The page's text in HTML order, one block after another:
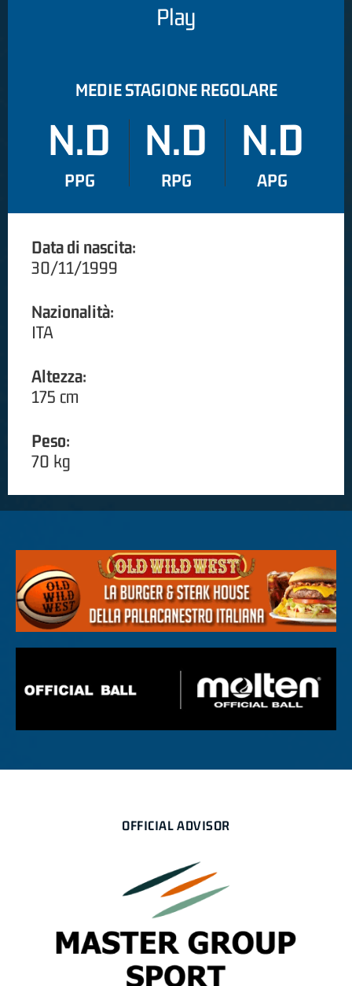
Play
MEDIE STAGIONE REGOLARE
N.D
PPG
N.D
RPG
N.D
APG
Data di nascita:
30/11/1999
Nazionalità:
ITA
Altezza:
175 cm
Peso:
70 kg
OFFICIAL ADVISOR